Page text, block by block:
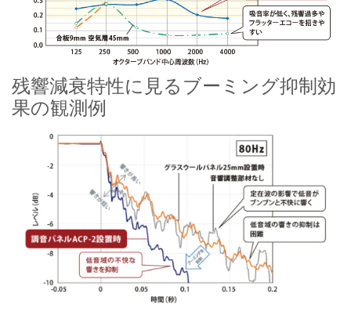
残響減衰特性に見るブーミング抑制効
果の観測例